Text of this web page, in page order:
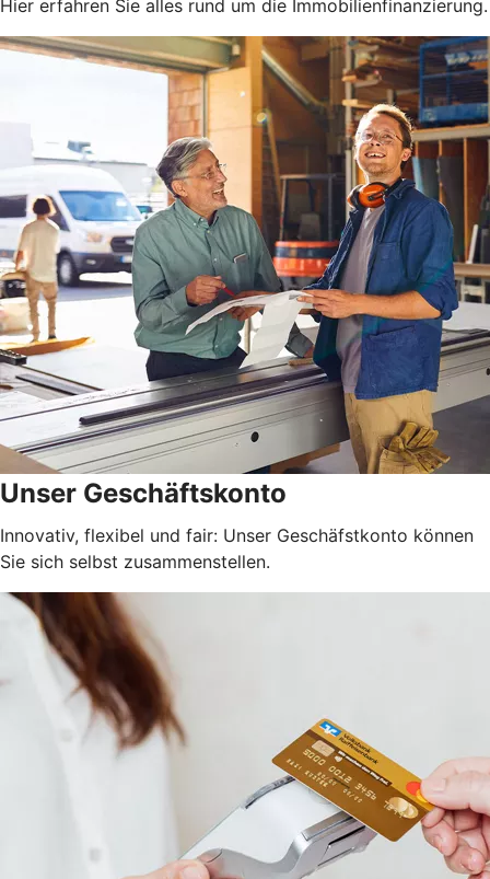
Hier erfahren Sie alles rund um die Immobilienfinanzierung.
Unser Geschäftskonto
Innovativ, flexibel und fair: Unser Geschäfstkonto können
Sie sich selbst zusammenstellen.